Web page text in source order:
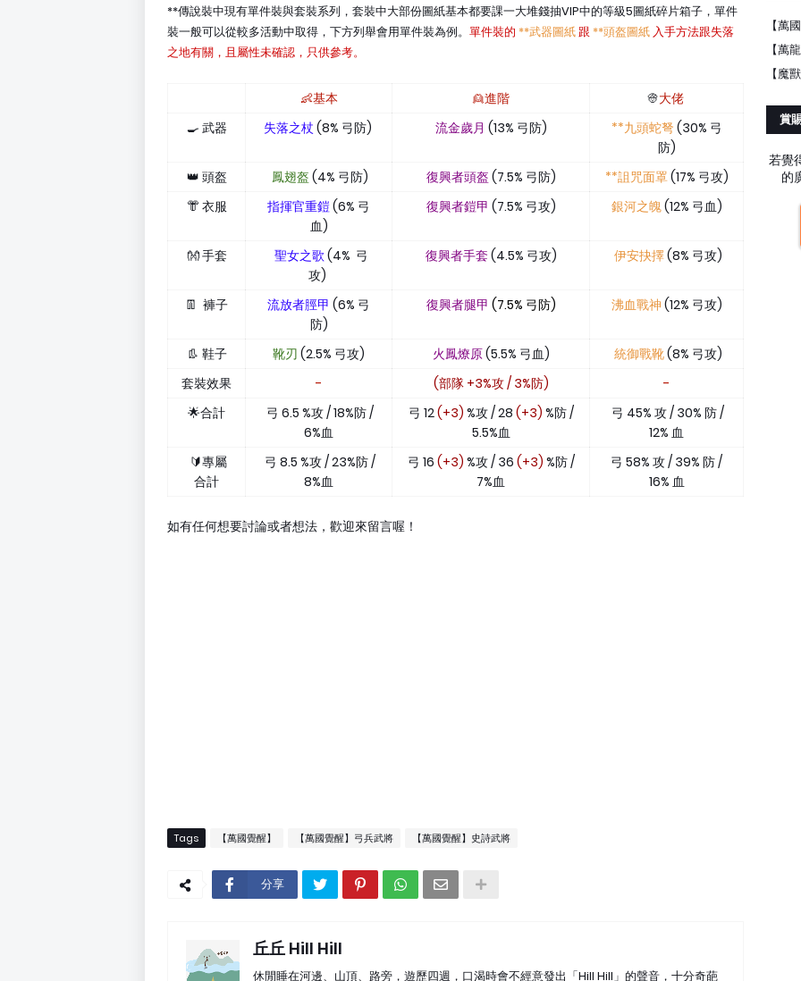
**傳說裝中現有單件裝與套裝系列，套裝中大部份圖紙基本都要課一大堆錢抽VIP中的等級5圖紙碎片箱子，單件
裝一般可以從較多活動中取得，下方列舉會用單件裝為例。 單件裝的 **武器圖紙跟 **頭盔圖紙入手方法跟失落
之地有關，且屬性未確認，只供參考。
👶基本 👱進階 👳大佬
🍳 武器
失落之杖 (8% 弓防) 流金歲月 (13% 弓防) **九頭蛇弩 (30% 弓
防)
👑 頭盔
鳳翅盔 (4% 弓防) 復興者頭盔 (7.5% 弓防) **詛咒面罩(17% 弓攻)
👘 衣服
指揮官重鎧(6% 弓
血)
復興者鎧甲 (7.5% 弓攻) 銀河之魄(12% 弓血)
👐 手套 聖女之歌(4% 弓
攻)
復興者手套 (4.5% 弓攻) 伊安抉擇(8% 弓攻)
👖 褲子 流放者脛甲 (6% 弓
防)
復興者腿甲 (7.5% 弓防) 沸血戰神 (12% 弓攻)
👢 鞋子 靴刃 (2.5% 弓攻) 火鳳燎原(5.5% 弓血) 統御戰靴(8% 弓攻)
套裝效果
- (部隊 +3%攻 / 3%防)
-
🌟合計
弓 6.5 %攻 / 18%防 /
6%血
弓 12(+3) %攻 / 28 (+3) %防 /
5.5%血
弓 45% 攻 / 30% 防 /
12% 血
🔰專屬
合計
弓 8.5 %攻 / 23%防 /
8%血
弓 16 (+3) %攻 / 36 (+3) %防 /
7%血
弓 58% 攻 / 39% 防 /
16% 血
如有任何想要討論或者想法，歡迎來留言喔！
Tags 【萬國覺醒】 【萬國覺醒】弓兵武將 【萬國覺醒】史詩武將
分享
丘丘 Hill Hill
休閒睡在河邊、山頂、路旁，遊歷四週，口渴時會不經意發出「Hill Hill」的聲音，十分奇葩
【萬
【萬
【魔
賞
若覺
的